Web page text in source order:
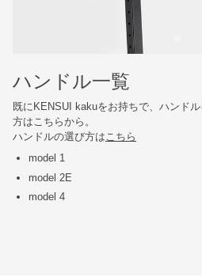
ハンドル一覧
既にKENSUI kakuをお持ちで、ハンド
方はこちらから。
ハンドルの選び方はこちら
model 1
model 2E
model 4